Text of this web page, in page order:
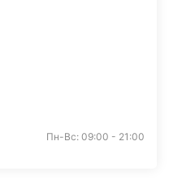
Пн-Вс: 09:00 - 21:00